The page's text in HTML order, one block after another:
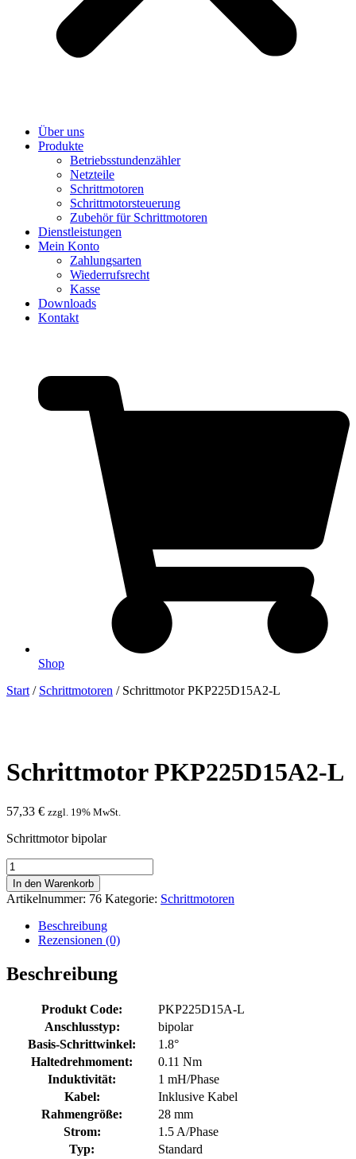
Über uns
Produkte
Betriebsstundenzähler
Netzteile
Schrittmotoren
Schrittmotorsteuerung
Zubehör für Schrittmotoren
Dienstleistungen
Mein Konto
Zahlungsarten
Wiederrufsrecht
Kasse
Downloads
Kontakt
Shop
Start / Schrittmotoren / Schrittmotor PKP225D15A2-L
Schrittmotor PKP225D15A2-L
57,33 € zzgl. 19% MwSt.
Schrittmotor bipolar
Schrittmotor
PKP225D15A2-
L
Menge
In den Warenkorb
Artikelnummer: 76 Kategorie: Schrittmotoren
Beschreibung
Rezensionen (0)
Beschreibung
Produkt Code:
PKP225D15A-L
Anschlusstyp:
bipolar
Basis-Schrittwinkel:
1.8°
Haltedrehmoment:
0.11 Nm
Induktivität:
1 mH/Phase
Kabel:
Inklusive Kabel
Rahmengröße:
28 mm
Strom:
1.5 A/Phase
Typ:
Standard